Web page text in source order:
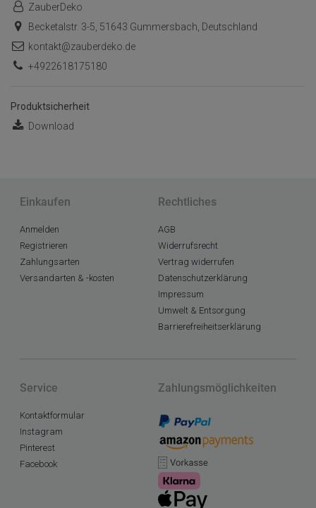
ZauberDeko
Becketalstr. 3-5, 51643 Gummersbach, Deutschland
kontakt@zauberdeko.de
+4922618175180
Produktsicherheit
Download
Einkaufen
Anmelden
Registrieren
Zahlungsarten
Versandarten & -kosten
Rechtliches
AGB
Widerrufsrecht
Vertrag widerrufen
Datenschutzerklärung
Impressum
Umwelt & Entsorgung
Barrierefreiheitserklärung
Service
Kontaktformular
Instagram
Pinterest
Facebook
Zahlungsmöglichkeiten